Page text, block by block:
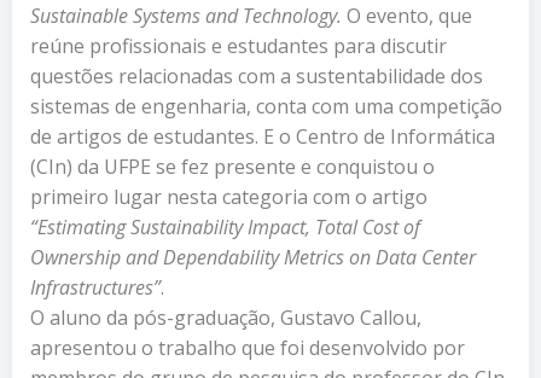
Sustainable Systems and Technology. O evento, que
reúne profissionais e estudantes para discutir
questões relacionadas com a sustentabilidade dos
sistemas de engenharia, conta com uma competição
de artigos de estudantes. E o Centro de Informática
(CIn) da UFPE se fez presente e conquistou o
primeiro lugar nesta categoria com o artigo
“Estimating Sustainability Impact, Total Cost of
Ownership and Dependability Metrics on Data Center
Infrastructures”.
O aluno da pós-graduação, Gustavo Callou,
apresentou o trabalho que foi desenvolvido por